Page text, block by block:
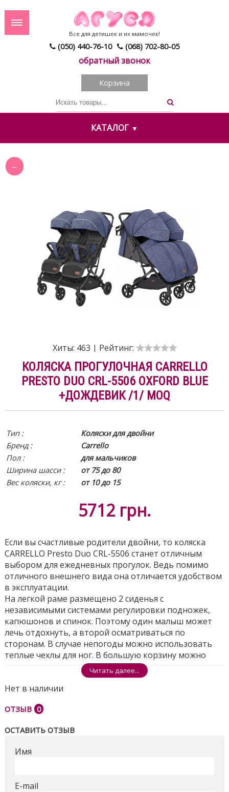
(050) 440-76-10 (068) 702-80-05
обратный звонок
Все для детишек и их мамочек!
Корзина
КАТАЛОГ
Хиты: 463 | Рейтинг:
КОЛЯСКА ПРОГУЛОЧНАЯ CARRELLO
PRESTO DUO CRL-5506 OXFORD BLUE
+ДОЖДЕВИК /1/ MOQ
Тип :
Коляски для двойни
Бренд :
Carrello
Пол :
для мальчиков
Ширина шасси :
от 75 до 80
Вес коляски, кг :
от 10 до 15
5712 грн.
Если вы счастливые родители двойни, то коляска
CARRELLO Presto Duo CRL-5506 станет отличным
выбором для ежедневных прогулок. Ведь помимо
отличного внешнего вида она отличается удобством
в эксплуатации.
На легкой раме размещено 2 сиденья с
независимыми системами регулировки подножек,
капюшонов и спинок. Поэтому один малыш может
лечь отдохнуть, а второй осматриваться по
сторонам. В случае непогоды можно использовать
теплые чехлы для ног. В большую корзину можно
сложить покупки и игрушки.
Коляска CARRELLO Presto Duo прослужит вам
длительное время от 6 мес до 3-4 лет. Она имеет
неровности, а детки не заметят ухабов, благодаря
Читать далее...
Нет в наличии
ОТЗЫВ 0
ОСТАВИТЬ ОТЗЫВ
Имя
E-mail